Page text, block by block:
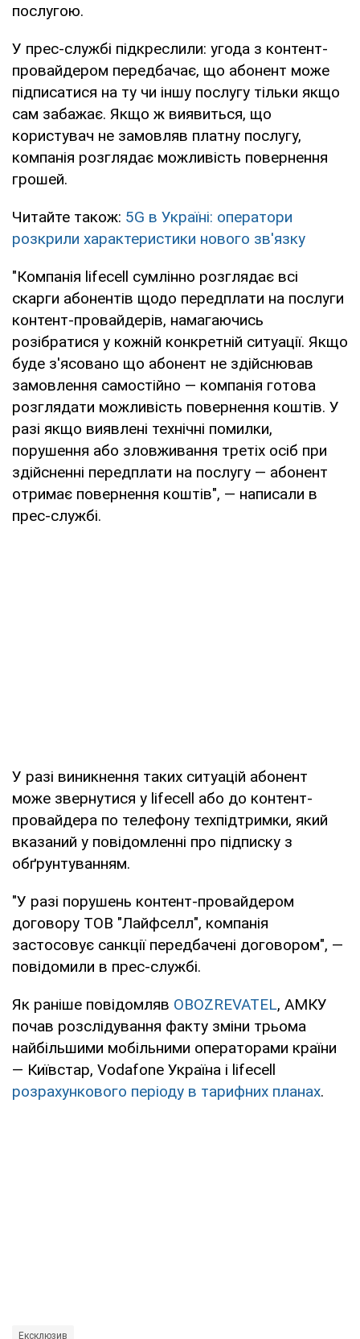
послугою.
У прес-службі підкреслили: угода з контент-
провайдером передбачає, що абонент може
підписатися на ту чи іншу послугу тільки якщо
сам забажає. Якщо ж виявиться, що
користувач не замовляв платну послугу,
компанія розглядає можливість повернення
грошей.
Читайте також: 5G в Україні: оператори
розкрили характеристики нового зв'язку
"Компанія lifecell сумлінно розглядає всі
скарги абонентів щодо передплати на послуги
контент-провайдерів, намагаючись
розібратися у кожній конкретній ситуації. Якщо
буде з'ясовано що абонент не здійснював
замовлення самостійно — компанія готова
розглядати можливість повернення коштів. У
разі якщо виявлені технічні помилки,
порушення або зловживання третіх осіб при
здійсненні передплати на послугу — абонент
отримає повернення коштів", — написали в
прес-службі.
У разі виникнення таких ситуацій абонент
може звернутися у lifecell або до контент-
провайдера по телефону техпідтримки, який
вказаний у повідомленні про підписку з
обґрунтуванням.
"У разі порушень контент-провайдером
договору ТОВ "Лайфселл", компанія
застосовує санкції передбачені договором", —
повідомили в прес-службі.
Як раніше повідомляв OBOZREVATEL, АМКУ
почав розслідування факту зміни трьома
найбільшими мобільними операторами країни
— Київстар, Vodafone Україна і lifecell
розрахункового періоду в тарифних планах.
Ексклюзив